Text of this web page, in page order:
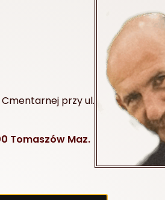
Cmentarnej przy ul.
Tomaszów Maz.